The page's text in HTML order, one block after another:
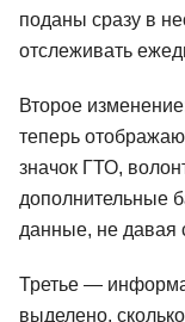
поданы сразу в
отслеживать
Второе
теперь
значок ГТО,
дополнительные
данные, не давая
Третье —
выделено,